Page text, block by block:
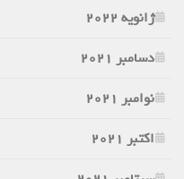
ژانویه 2022
دسامبر 2021
نوامبر 2021
اکتبر 2021